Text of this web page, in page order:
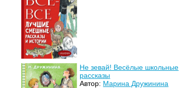
Не зевай! Весёлые школьные
рассказы
Автор: Марина Дружинина